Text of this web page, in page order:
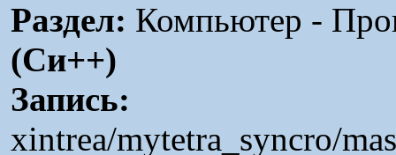
Раздел: Компьютер -
(Си++)
Запись:
xintrea/mytetra_syncro/